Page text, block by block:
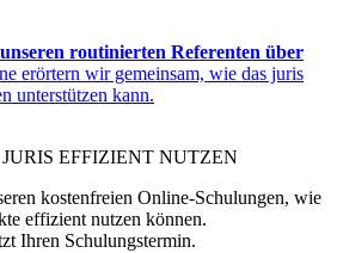
routinierten Referenten über
erörtern wir gemeinsam, wie das juris
unterstützen kann.
EFFIZIENT NUTZEN
kostenfreien Online-Schulungen, wie
effizient nutzen können.
Ihren Schulungstermin.